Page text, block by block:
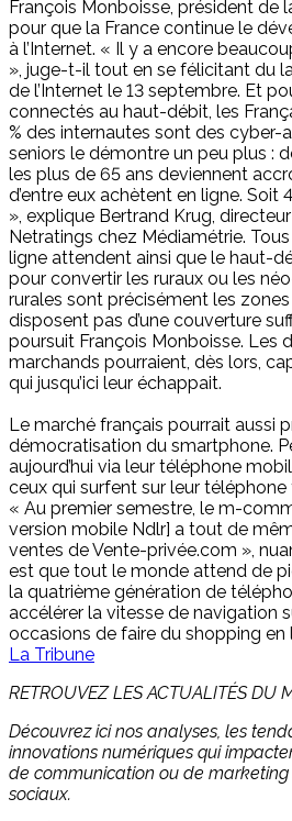
François Monboisse, président de
pour que la France continue le
à l’Internet. « Il y a encore
», juge-t-il tout en se félicitant du
de l’Internet le 13 septembre. Et
connectés au haut-débit, les
% des internautes sont des cyber-
seniors le démontre un peu plus :
les plus de 65 ans deviennent
d’entre eux achètent en ligne. Soit
», explique Bertrand Krug,
Netratings chez Médiamétrie.
ligne attendent ainsi que le haut-
pour convertir les ruraux ou les
rurales sont précisément les
disposent pas d’une couverture
poursuit François Monboisse. Les
marchands pourraient, dès lors,
qui jusqu’ici leur échappait.
Le marché français pourrait aussi
démocratisation du smartphone.
aujourd’hui via leur téléphone
ceux qui surfent sur leur
« Au premier semestre, le m-
version mobile Ndlr] a tout de
ventes de Vente-privée.com »,
est que tout le monde attend de
la quatrième génération de
accélérer la vitesse de navigation
occasions de faire du shopping en
La Tribune
RETROUVEZ LES ACTUALITÉS DU
Découvrez ici nos analyses, les
innovations numériques qui
de communication ou de
sociaux.